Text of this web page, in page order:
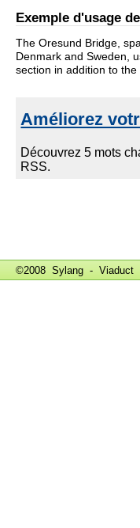
Exemple d'usage
The Oresund Bridge,
Denmark and Sweden,
section in addition to the
©2008 Sylang - Viaduct